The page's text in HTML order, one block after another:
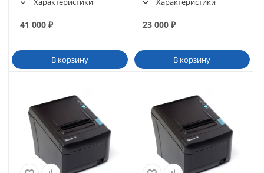
41 000 ₽
В корзину
23 000₽
В корзину